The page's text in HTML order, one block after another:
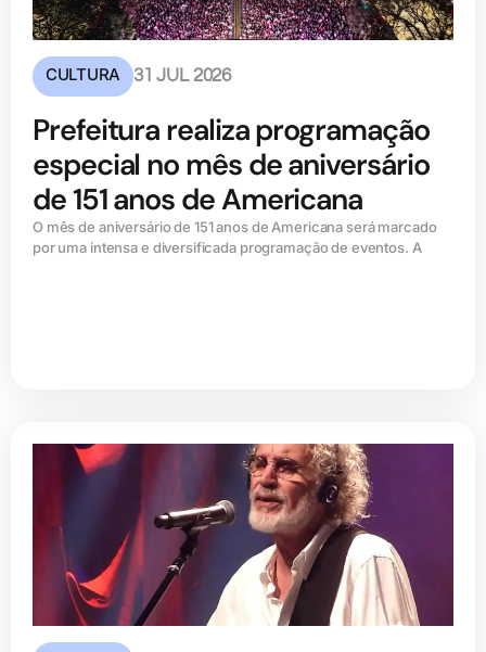
CULTURA 31 JUL 2026
Prefeitura realiza programação
especial no mês de aniversário
de 151 anos de Americana
O mês de aniversário de 151 anos de Americana será marcado
por uma intensa e diversificada programação de eventos. A